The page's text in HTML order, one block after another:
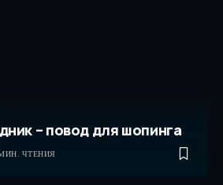
– повод для шопинга
ЧТЕНИЯ